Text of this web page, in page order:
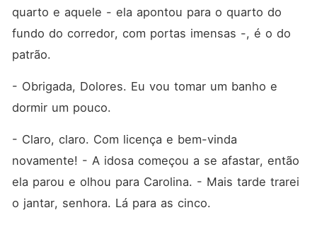
quarto e aquele - ela apontou para o quarto do
fundo do corredor, com portas imensas -, é o do
patrão.
- Obrigada, Dolores. Eu vou tomar um banho e
dormir um pouco.
- Claro, claro. Com licença e bem-vinda
novamente! - A idosa começou a se afastar, então
ela parou e olhou para Carolina. - Mais tarde trarei
o jantar, senhora. Lá para as cinco.